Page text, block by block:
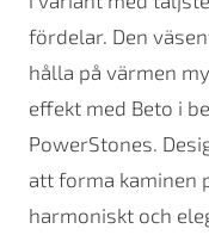
fördelar. Den
hålla på värmen
effekt med Beto i
PowerStones.
att forma kaminen
harmoniskt och